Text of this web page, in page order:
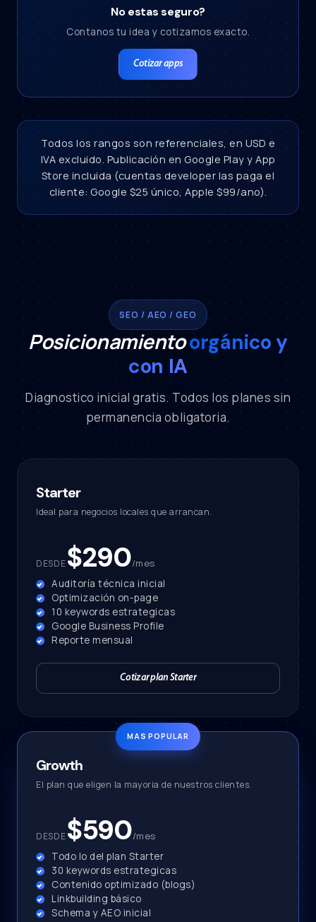
No estas seguro?
Contanos tu idea y cotizamos exacto.
Cotizar apps
Todos los rangos son referenciales, en USD e
IVA excluido. Publicación en Google Play y App
Store incluida (cuentas developer las paga el
cliente: Google $25 único, Apple $99/ano).
SEO / AEO / GEO
Posicionamientoorgánico y
con IA
Diagnostico inicial gratis. Todos los planes sin
permanencia obligatoria.
Starter
Ideal para negocios locales que arrancan.
DESDE$290/mes
Auditoría técnica inicial
Optimización on-page
10 keywords estrategicas
Google Business Profile
Reporte mensual
Cotizar plan Starter
Growth
El plan que eligen la mayoria de nuestros clientes.
DESDE$590/mes
Todo lo del plan Starter
30 keywords estrategicas
Contenido optimizado (blogs)
Linkbuilding básico
Schema y AEO inicial